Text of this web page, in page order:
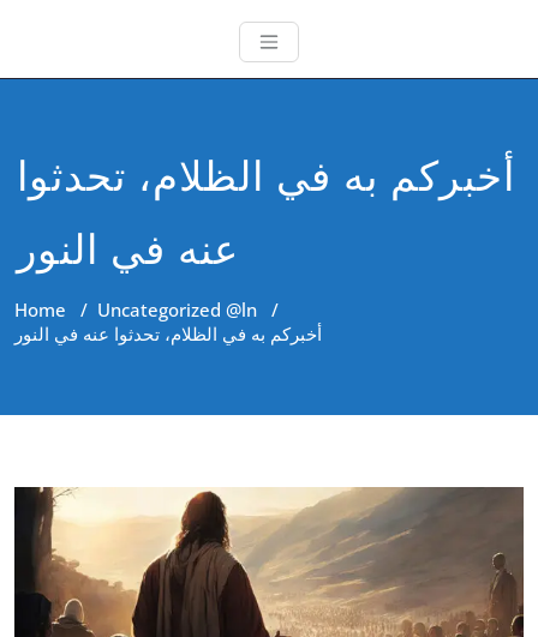
أخبركم به في الظلام، تحدثوا
عنه في النور
Home / Uncategorized @ln /
أخبركم به في الظلام، تحدثوا عنه في النور